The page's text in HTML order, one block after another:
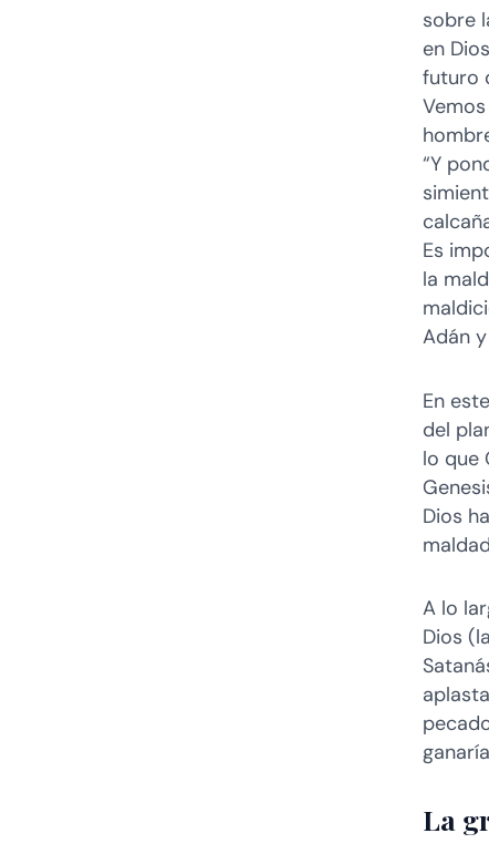
sobre
en
futuro
“Y
Es
la
Adán y
En
del
lo que
Dios
A lo
Dios
La